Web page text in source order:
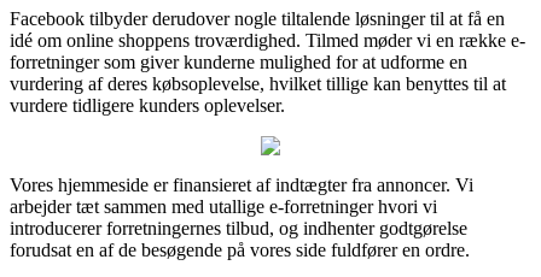
Facebook tilbyder derudover nogle tiltalende løsninger til at få en
idé om online shoppens troværdighed. Tilmed møder vi en række e-
forretninger som giver kunderne mulighed for at udforme en
vurdering af deres købsoplevelse, hvilket tillige kan benyttes til at
vurdere tidligere kunders oplevelser.
Vores hjemmeside er finansieret af indtægter fra annoncer. Vi
arbejder tæt sammen med utallige e-forretninger hvori vi
introducerer forretningernes tilbud, og indhenter godtgørelse
forudsat en af de besøgende på vores side fuldfører en ordre.